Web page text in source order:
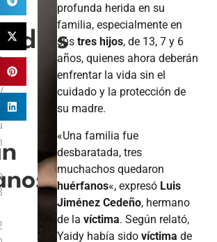
profunda herida en su
familia, especialmente en
sustres hijos, de 13, 7 y 6
años, quienes ahora deberán
enfrentar la vida sin el
cuidado y la protección de
su madre.
«Una familia fue
desbaratada, tres
muchachos quedaron
huérfanos«, expresó Luis
Jiménez Cedeño, hermano
de lavíctima. Según relató,
Yaidy había sidovíctima de